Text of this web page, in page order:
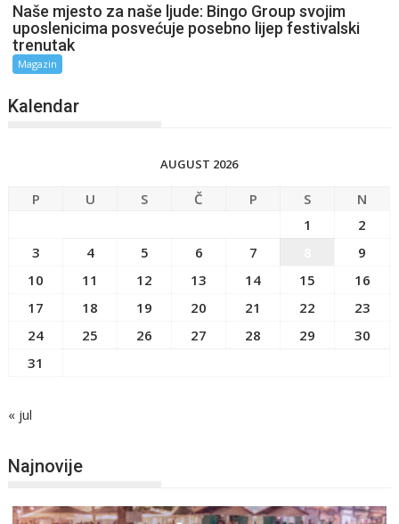
Naše mjesto za naše ljude: Bingo Group svojim
uposlenicima posvećuje posebno lijep festivalski
trenutak
Magazin
Kalendar
AUGUST 2026
P U S Č P S
N
1
2
3
4 5 6 7
9
10
11 12 13 14 15
16
17
18 19 20 21 22
23
24
25 26 27 28 29
30
31
« jul
Najnovije